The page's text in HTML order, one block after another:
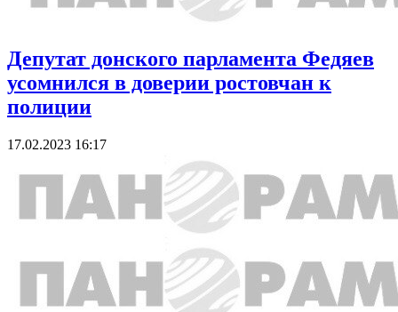
Депутат донского парламента Федяев
усомнился в доверии ростовчан к
полиции
17.02.2023 16:17